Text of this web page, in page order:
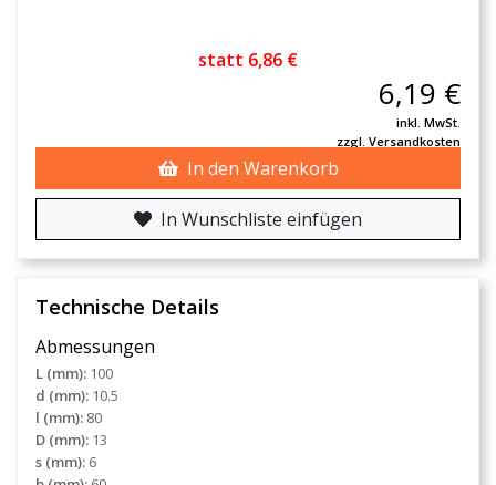
statt 6,86 €
6,19 €
inkl. MwSt.
zzgl. Versandkosten
In den Warenkorb
In Wunschliste einfügen
Technische Details
Abmessungen
L (mm): 100
d (mm): 10.5
l (mm): 80
D (mm): 13
s (mm): 6